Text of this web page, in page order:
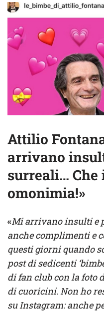
Attilio
arrivano
surreali… Che
omonimia!»
«Mi arrivano insulti e
anche complimenti e
questi giorni quando
post di sedicenti
di fan club con la foto
di cuoricini. Non ho
su Instagram: anche